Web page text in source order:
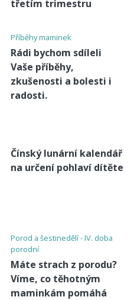
třetím trimestru
Příběhy maminek
Rádi bychom sdíleli
Vaše příběhy,
zkušenosti a bolesti i
radosti.
Čínský lunární kalendář
na určení pohlaví dítěte
Porod a šestinedělí - IV. doba
porodní
Máte strach z porodu?
Víme, co těhotným
maminkám pomáhá